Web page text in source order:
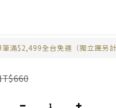
滿$2,499全台免運（獨立團另計